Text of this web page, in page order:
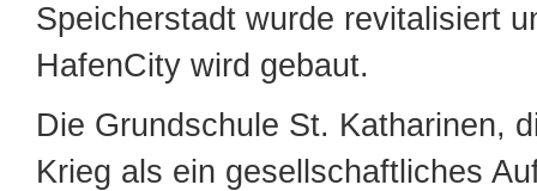
Speicherstadt wurde revitalisiert
HafenCity wird gebaut.
Die Grundschule St. Katharinen,
Krieg als ein gesellschaftliches